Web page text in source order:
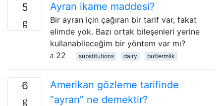
5 Ayran ikame maddesi?
Bir ayran için çağıran bir tarif var, fakat
elimde yok. Bazı ortak bileşenleri yerine
kullanabileceğim bir yöntem var mı?
22
substitutions dairy buttermilk
6
Amerikan gözleme tarifinde
“ayran” ne demektir?